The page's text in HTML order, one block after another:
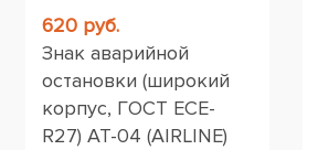
620 руб.
Знак аварийной
остановки (широкий
корпус, ГОСТ ЕСЕ-
R27) AT-04 (AIRLINE)